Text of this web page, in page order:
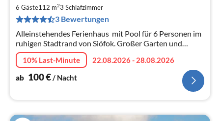
6 Gäste112 m23 Schlafzimmer
3 Bewertungen
Alleinstehendes Ferienhaus mit Pool für 6 Personen im
ruhigen Stadtrand von Siófok. Großer Garten und
Terrasse, Parkplatz, Klimaanlage, Internet.
10% Last-Minute
22.08.2026 - 28.08.2026
ab 100€/ Nacht